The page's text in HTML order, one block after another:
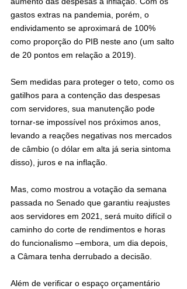
gastos extras na pandemia, porém, o
endividamento se aproximará de 100%
como proporção do PIB neste ano (um salto
de 20 pontos em relação a 2019).
Sem medidas para proteger o teto, como os
gatilhos para a contenção das despesas
com servidores, sua manutenção pode
tornar-se impossível nos próximos anos,
levando a reações negativas nos mercados
de câmbio (o dólar em alta já seria sintoma
disso), juros e na inflação.
Mas, como mostrou a votação da semana
passada no Senado que garantiu reajustes
aos servidores em 2021, será muito difícil o
caminho do corte de rendimentos e horas
do funcionalismo –embora, um dia depois,
a Câmara tenha derrubado a decisão.
Além de verificar o espaço orçamentário